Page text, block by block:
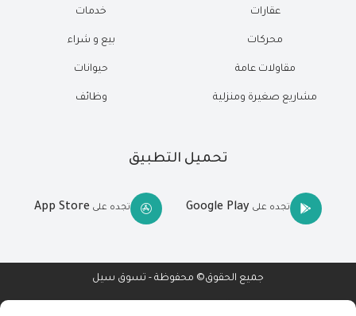
عقارات
محركات
مقاولات عامة
مشاريع صغيرة ومنزلية
خدمات
بيع و شراء
حيوانات
وظائف
تحميل التطبيق
تجده على Google Play تجده على App Store
جميع الحقوق© محفوظة - تسوق سيل